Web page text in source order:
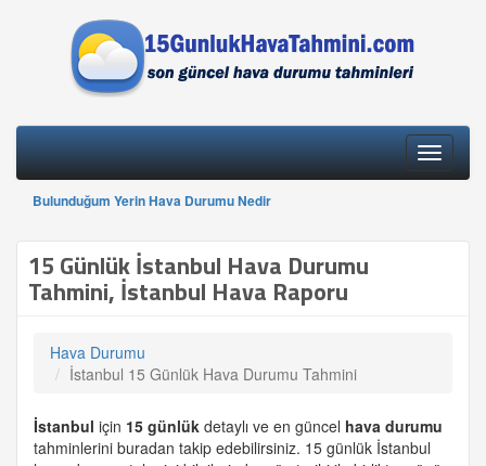
Toggle
Bulunduğum Yerin Hava Durumu Nedir
15 Günlük İstanbul Hava Durumu
Tahmini, İstanbul Hava Raporu
Hava Durumu
İstanbul 15 Günlük Hava Durumu Tahmini
İstanbul için 15 günlük detaylı ve en güncel hava durumu
tahminlerini buradan takip edebilirsiniz. 15 günlük İstanbul